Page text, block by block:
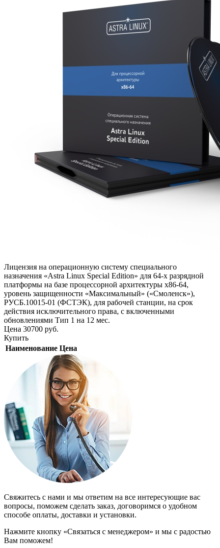
Лицензия на операционную систему специального
назначения «Astra Linux Special Edition» для 64-х разрядной
платформы на базе процессорной архитектуры х86-64,
уровень защищенности «Максимальный» («Смоленск»),
РУСБ.10015-01 (ФСТЭК), для рабочей станции, на срок
действия исключительного права, с включенными
обновлениями Тип 1 на 12 мес.
Цена 30700 руб.
Купить
Наименование Цена
Свяжитесь с нами и мы ответим на все интересующие вас
вопросы, поможем сделать заказ, договоримся о удобном
способе оплаты, доставки и установки.
Нажмите кнопку «Связаться с менеджером» и мы с радостью
Вам поможем!